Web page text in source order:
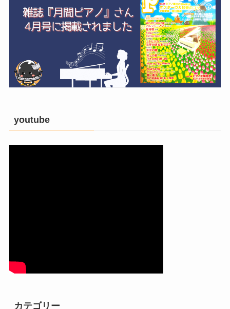
youtube
カテゴリー